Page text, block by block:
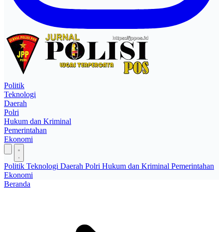
Politik
Teknologi
Daerah
Polri
Hukum dan Kriminal
Pemerintahan
Ekonomi
Politik Teknologi Daerah Polri Hukum dan Kriminal Pemerintahan
Ekonomi
Beranda